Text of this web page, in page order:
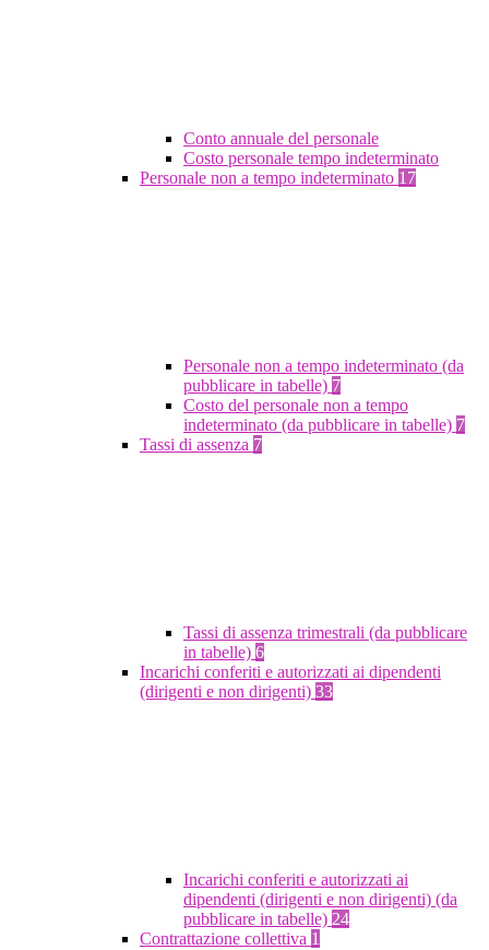
Conto annuale del personale
Costo personale tempo indeterminato
Personale non a tempo indeterminato 17
Personale non a tempo indeterminato (da
pubblicare in tabelle) 7
Costo del personale non a tempo
indeterminato (da pubblicare in tabelle) 7
Tassi di assenza 7
Tassi di assenza trimestrali (da pubblicare
in tabelle) 6
Incarichi conferiti e autorizzati ai dipendenti
(dirigenti e non dirigenti) 33
Incarichi conferiti e autorizzati ai
dipendenti (dirigenti e non dirigenti) (da
pubblicare in tabelle) 24
Contrattazione collettiva 1